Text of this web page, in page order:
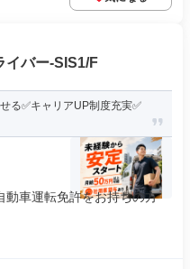
イバー-SIS1/F
る✅キャリアUP制度充実✅
動車運転免許をお持ちの方